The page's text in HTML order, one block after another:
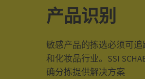
产品识别
敏感产品的拣选必须可
和化妆品行业。SSI
确分拣提供解决方案